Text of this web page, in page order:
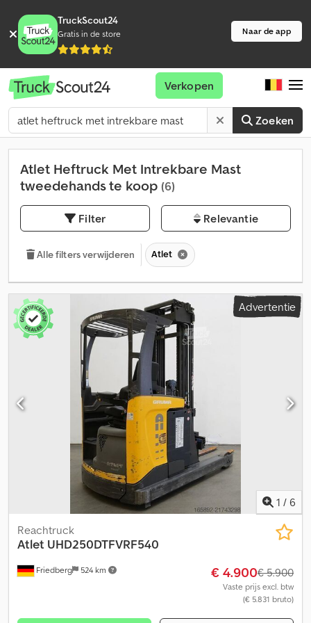
TruckScout24
Gratis in de store Naar de app
Zoeken
Verkopen
Atlet Heftruck Met Intrekbare Mast
tweedehands te koop (6)
Filter Relevantie
Alle filters verwijderen Atlet
Advertentie
1 / 6
Friedberg 524 km
Reachtruck
Atlet UHD250DTFVRF540
€ 4.900€ 5.900
Vaste prijs excl. btw
(€ 5.831 bruto)